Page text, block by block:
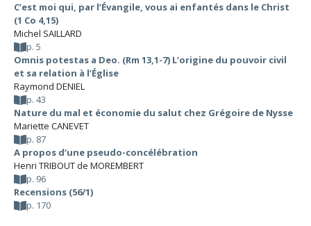
C’est moi qui, par l’Évangile, vous ai enfantés dans le Christ
(1 Co 4,15)
Michel SAILLARD
p. 5
Omnis potestas a Deo. (Rm 13,1-7) L’origine du pouvoir civil
et sa relation à l’Église
Raymond DENIEL
p. 43
Nature du mal et économie du salut chez Grégoire de Nysse
Mariette CANEVET
p. 87
A propos d’une pseudo-concélébration
Henri TRIBOUT de MOREMBERT
p. 96
Recensions (56/1)
p. 170